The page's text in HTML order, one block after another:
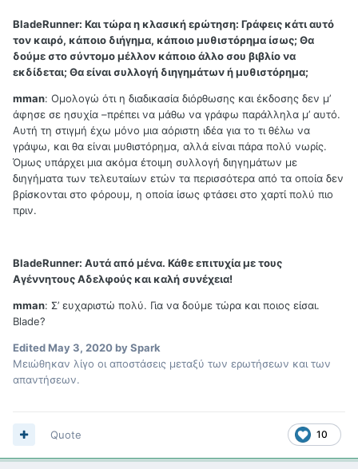
BladeRunner: Και τώρα η κλασική ερώτηση: Γράφεις κάτι αυτό
τον καιρό, κάποιο διήγημα, κάποιο μυθιστόρημα ίσως; Θα
δούμε στο σύντομο μέλλον κάποιο άλλο σου βιβλίο να
εκδίδεται; Θα είναι συλλογή διηγημάτων ή μυθιστόρημα;
mman: Ομολογώ ότι η διαδικασία διόρθωσης και έκδοσης δεν μ’
άφησε σε ησυχία –πρέπει να μάθω να γράφω παράλληλα μ’ αυτό.
Αυτή τη στιγμή έχω μόνο μια αόριστη ιδέα για το τι θέλω να
γράψω, και θα είναι μυθιστόρημα, αλλά είναι πάρα πολύ νωρίς.
Όμως υπάρχει μια ακόμα έτοιμη συλλογή διηγημάτων με
διηγήματα των τελευταίων ετών τα περισσότερα από τα οποία δεν
βρίσκονται στο φόρουμ, η οποία ίσως φτάσει στο χαρτί πολύ πιο
πριν.
BladeRunner: Αυτά από μένα. Κάθε επιτυχία με τους
Αγέννητους Αδελφούς και καλή συνέχεια!
mman: Σ’ ευχαριστώ πολύ. Για να δούμε τώρα και ποιος είσαι.
Blade?
EditedMay 3, 2020by Spark
Μειώθηκαν λίγο οι αποστάσεις μεταξύ των ερωτήσεων και των
απαντήσεων.
10
Quote